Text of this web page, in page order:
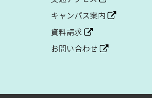
キャンパス案内
資料請求
お問い合わせ